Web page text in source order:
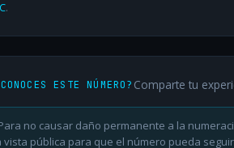
.
ESTE NÚMERO? Comparte tu
Para no causar daño permanente a la
vista pública para que el número pueda